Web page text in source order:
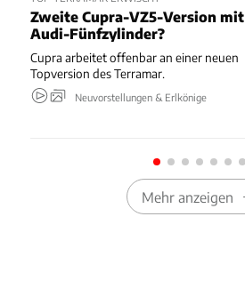
Zweite Cupra-VZ5-Version mit
Audi-Fünfzylinder?
Cupra arbeitet offenbar an einer neuen
Topversion des Terramar.
Neuvorstellungen & Erlkönige
Mehr anzeigen